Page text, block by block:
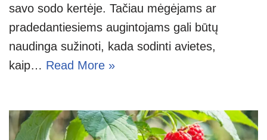
savo sodo kertėje. Tačiau mėgėjams ar
pradedantiesiems augintojams gali būtų
naudinga sužinoti, kada sodinti avietes,
kaip… Read More »